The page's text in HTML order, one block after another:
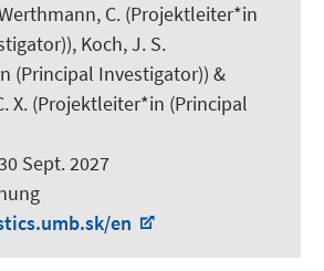
C. (Projektleiter*in
Koch, J. S.
(Principal Investigator)) &
X. (Projektleiter*in (Principal
Sept. 2027
en